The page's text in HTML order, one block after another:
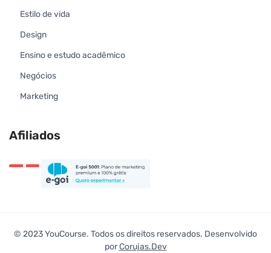
Estilo de vida
Design
Ensino e estudo acadêmico
Negócios
Marketing
Afiliados
© 2023 YouCourse. Todos os direitos reservados. Desenvolvido
porCorujas.Dev